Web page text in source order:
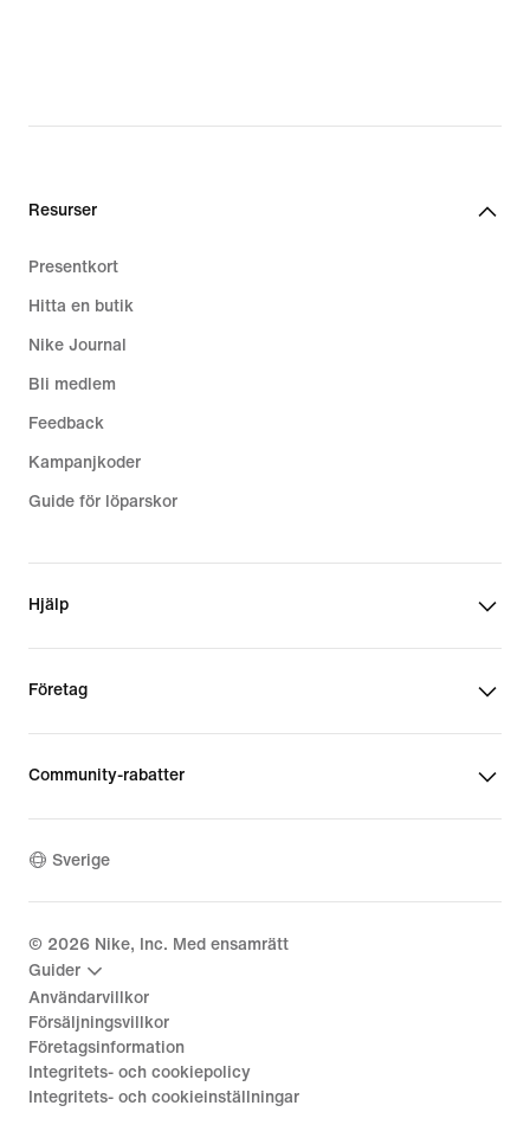
Resurser
Presentkort
Hitta en butik
Nike Journal
Bli medlem
Feedback
Kampanjkoder
Guide för löparskor
Hjälp
Företag
Community-rabatter
Sverige
© 2026 Nike, Inc. Med ensamrätt
Guider
Användarvillkor
Försäljningsvillkor
Företagsinformation
Integritets- och cookiepolicy
Integritets- och cookieinställningar